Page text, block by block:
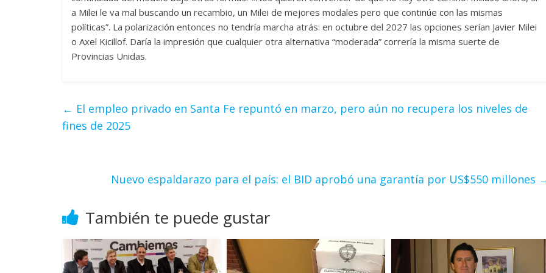
a Milei le va mal buscando un recambio, un Milei de mejores modales pero que continúe con las mismas
políticas”. La polarización entonces no tendría marcha atrás: en octubre del 2027 las opciones serían Javier Milei
o Axel Kicillof. Daría la impresión que cualquier otra alternativa “moderada” correría la misma suerte de
Provincias Unidas.
← El empleo privado en Santa Fe repuntó en marzo, pero aún no recupera los niveles de
fines de 2025
Nuevo espaldarazo para el país: el BID aprobó una garantía por US$550 millones
También te puede gustar